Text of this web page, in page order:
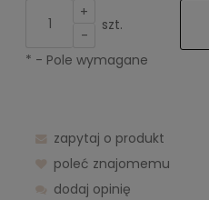
+
-
szt.
* - Pole wymagane
zapytaj o produkt
poleć znajomemu
dodaj opinię